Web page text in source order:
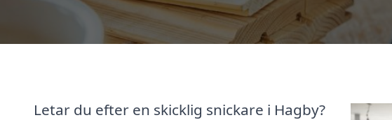
Letar du efter en skicklig snickare i Hagby?